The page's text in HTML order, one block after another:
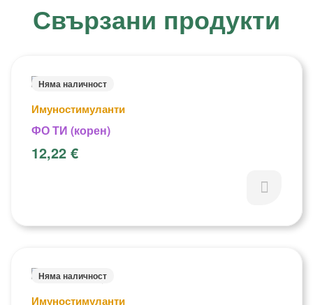
Свързани продукти
Няма наличност
Имуностимуланти
ФО ТИ (корен)
12,22 €
Няма наличност
Имуностимуланти